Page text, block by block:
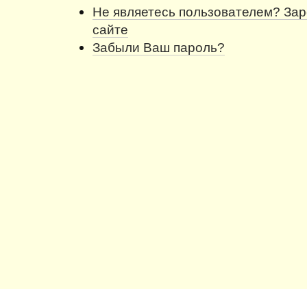
Не являетесь пользователем?
сайте
Забыли Ваш пароль?